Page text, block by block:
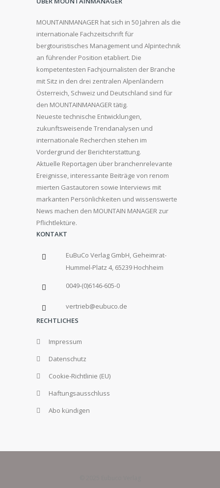
MOUNTAINMANAGER hat sich in 50 Jahren als die
internationale Fachzeitschrift für
bergtouristisches Management und Alpintechnik
an führender Position etabliert. Die
kompetentesten Fachjournalisten der Branche
mit Sitz in den drei zentralen Alpenländern
Österreich, Schweiz und Deutschland sind für
den MOUNTAINMANAGER tätig.
Neueste technische Entwicklungen,
zukunftsweisende Trendanalysen und
internationale Recherchen stehen im
Vordergrund der Berichterstattung.
Aktuelle Reportagen über branchenrelevante
Ereignisse, interessante Beiträge von renom
mierten Gastautoren sowie Interviews mit
markanten Persönlichkeiten und wissenswerte
News machen den MOUNTAIN MANAGER zur
Pflichtlektüre.
KONTAKT
EuBuCo Verlag GmbH, Geheimrat-
Hummel-Platz 4, 65239 Hochheim
0049-(0)6146-605-0
vertrieb@eubuco.de
RECHTLICHES
Impressum
Datenschutz
Cookie-Richtlinie (EU)
Haftungsausschluss
Abo kündigen